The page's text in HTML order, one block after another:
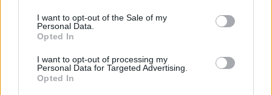
I want to opt-out of the Sale of my
Personal Data.
Opted In
I want to opt-out of processing my
Personal Data for Targeted Advertising.
Opted In